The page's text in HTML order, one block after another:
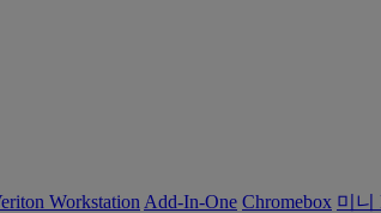
Workstation Add-In-One Chromebox 미니